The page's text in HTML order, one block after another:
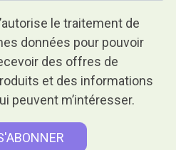
le traitement de
données pour pouvoir
des offres de
et des informations
peuvent m’intéresser.